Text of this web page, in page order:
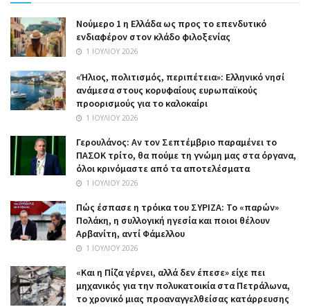
Nούμερο 1 η Ελλάδα ως προς το επενδυτικό
ενδιαφέρον στον κλάδο φιλοξενίας
1 ΙΟΥΛΊΟΥ 2026
«Ήλιος, πολιτισμός, περιπέτεια»: Ελληνικό νησί
ανάμεσα στους κορυφαίους ευρωπαϊκούς
προορισμούς για το καλοκαίρι
1 ΙΟΥΛΊΟΥ 2026
Γερουλάνος: Αν τον Σεπτέμβριο παραμένει το
ΠΑΣΟΚ τρίτο, θα πούμε τη γνώμη μας στα όργανα,
όλοι κρινόμαστε από τα αποτελέσματα
1 ΙΟΥΛΊΟΥ 2026
Πώς έσπασε η τρόικα του ΣΥΡΙΖΑ: Το «παρών»
Πολάκη, η συλλογική ηγεσία και ποιοι θέλουν
Αρβανίτη, αντί Φάμελλου
1 ΙΟΥΛΊΟΥ 2026
«Και η Πίζα γέρνει, αλλά δεν έπεσε» είχε πει
μηχανικός για την πολυκατοικία στα Πετράλωνα,
το χρονικό μιας προαναγγελθείσας κατάρρευσης